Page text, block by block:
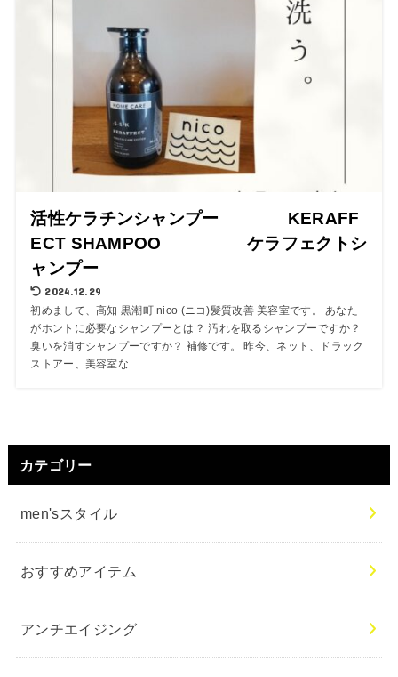
活性ケラチンシャンプー KERAFF
ECT SHAMPOO ケラフェクトシ
ャンプー
2024.12.29
初めまして、高知 黒潮町 nico (ニコ)髪質改善 美容室です。 あなた
がホントに必要なシャンプーとは？ 汚れを取るシャンプーですか？
臭いを消すシャンプーですか？ 補修です。 昨今、ネット、ドラック
ストアー、美容室な...
カテゴリー
men'sスタイル
おすすめアイテム
アンチエイジング